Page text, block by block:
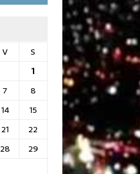
V
S
1
7
8
14
15
21
22
28
29